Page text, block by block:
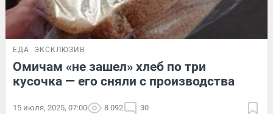
ЕДА ЭКСКЛЮЗИВ
Омичам «не зашел» хлеб по три
кусочка — его сняли с производства
15 июля, 2025, 07:00 8 092 30